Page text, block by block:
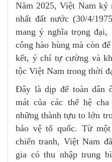
Năm 2025, Việt Nam kỷ
nhất đất nước (30/4/
mang ý nghĩa trọng
công hào hùng mà còn
kết, ý chí tự cường và
tộc Việt Nam trong thời
Đây là dịp để toàn dân
mát của các thế hệ
những thành tựu to lớn
bảo vệ tổ quốc. Từ
chiến tranh, Việt Nam
gia có thu nhập trung